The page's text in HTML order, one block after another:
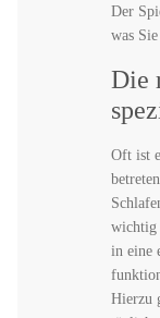
Der
was
Die
Oft ist
wichtig
in eine
Hierzu